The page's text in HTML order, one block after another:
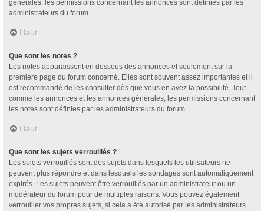
générales, les permissions concernant les annonces sont définies par les
administrateurs du forum.
Haut
Que sont les notes ?
Les notes apparaissent en dessous des annonces et seulement sur la
première page du forum concerné. Elles sont souvent assez importantes et il
est recommandé de les consulter dès que vous en avez la possibilité. Tout
comme les annonces et les annonces générales, les permissions concernant
les notes sont définies par les administrateurs du forum.
Haut
Que sont les sujets verrouillés ?
Les sujets verrouillés sont des sujets dans lesquels les utilisateurs ne
peuvent plus répondre et dans lesquels les sondages sont automatiquement
expirés. Les sujets peuvent être verrouillés par un administrateur ou un
modérateur du forum pour de multiples raisons. Vous pouvez également
verrouiller vos propres sujets, si cela a été autorisé par les administrateurs.